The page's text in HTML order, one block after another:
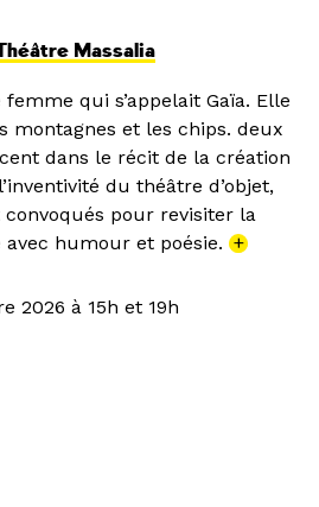
Massalia
femme qui s’appelait Gaïa. Elle
montagnes et les chips. deux
dans le récit de la création
du théâtre d’objet,
pour revisiter la
humour et poésie. +
2026 à 15h et 19h